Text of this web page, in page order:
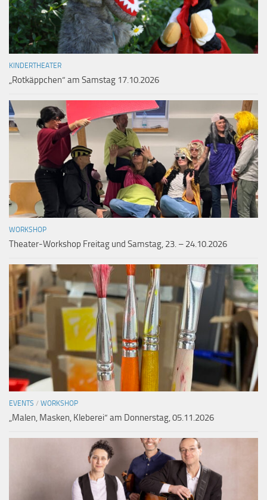
KINDERTHEATER
„Rotkäppchen“ am Samstag 17.10.2026
WORKSHOP
Theater-Workshop Freitag und Samstag, 23. – 24.10.2026
EVENTS / WORKSHOP
„Malen, Masken, Kleberei“ am Donnerstag, 05.11.2026